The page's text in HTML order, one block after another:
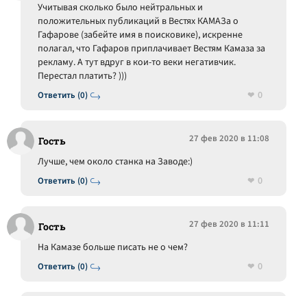
Ответить (0)
Учитывая сколько было нейтральных и
положительных публикаций в Вестях КАМАЗа о
Гафарове (забейте имя в поисковике), искренне
полагал, что Гафаров приплачивает Вестям Камаза за
рекламу. А тут вдруг в кои-то веки негативчик.
Перестал платить? )))
0
Гость 27 фев 2020 в 11:08
Ответить (0)
Лучше, чем около станка на Заводе:)
0
Гость 27 фев 2020 в 11:11
Ответить (0)
На Камазе больше писать не о чем?
0